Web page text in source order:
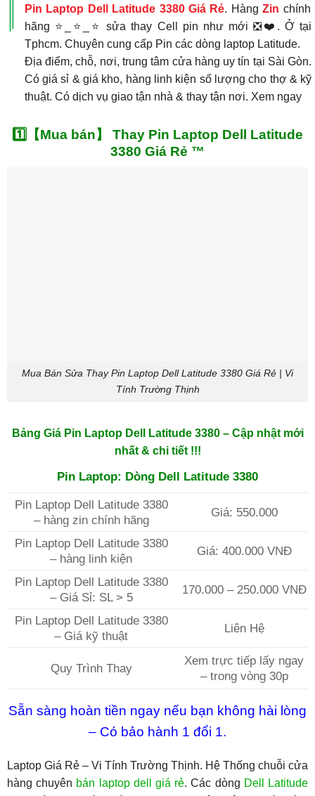
Pin Laptop Dell Latitude 3380 Giá Rẻ. HàngZin chính
hãng ⭐_⭐_⭐ sửa thay Cell pin như mới ❎❤️. Ở tại
Tphcm. Chuyên cung cấp Pin các dòng laptop Latitude.
Địa điểm, chỗ, nơi, trung tâm cửa hàng uy tín tại Sài Gòn.
Có giá sỉ & giá kho, hàng linh kiện số lượng cho thợ & kỹ
thuật. Có dịch vụ giao tận nhà & thay tận nơi. Xem ngay
1️⃣【Mua bán】 Thay Pin Laptop Dell Latitude
3380 Giá Rẻ ™
Mua Bán Sửa Thay Pin Laptop Dell Latitude 3380 Giá Rẻ | Vi
Tính Trường Thịnh
Bảng Giá Pin Laptop Dell Latitude 3380 – Cập nhật mới
nhất & chi tiết !!!
Pin Laptop: Dòng Dell Latitude 3380
Pin Laptop Dell Latitude 3380
– hàng zin chính hãng
Giá: 550.000
Pin Laptop Dell Latitude 3380
– hàng linh kiện
Giá: 400.000 VNĐ
Pin Laptop Dell Latitude 3380
– Giá Sỉ: SL > 5
170.000 – 250.000 VNĐ
Pin Laptop Dell Latitude 3380
– Giá kỹ thuật
Liên Hệ
Quy Trình Thay
Xem trực tiếp lấy ngay
– trong vòng 30p
Sẵn sàng hoàn tiền ngay nếu bạn không hài lòng
– Có bảo hành 1 đổi 1.
Laptop Giá Rẻ – Vi Tính Trường Thịnh. Hệ Thống chuỗi cửa
hàng chuyên bán laptop dell giá rẻ. Các dòng Dell Latitude